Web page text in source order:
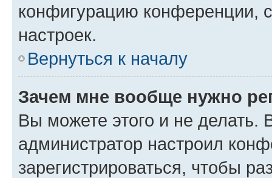
конфигурацию конференции,
настроек.
Вернуться к началу
Зачем мне вообще нужно
Вы можете этого и не делать.
администратор настроил
зарегистрироваться, чтобы